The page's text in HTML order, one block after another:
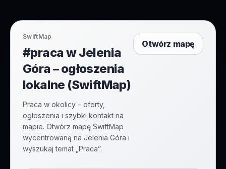
SwiftMap
#praca w Jelenia
Góra – ogłoszenia
lokalne (SwiftMap)
Praca w okolicy – oferty,
ogłoszenia i szybki kontakt na
mapie. Otwórz mapę SwiftMap
wycentrowaną na Jelenia Góra i
wyszukaj temat „Praca”.
Otwórz mapę